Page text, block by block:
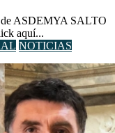
ASDEMYA SALTO
aquí...
NOTICIAS